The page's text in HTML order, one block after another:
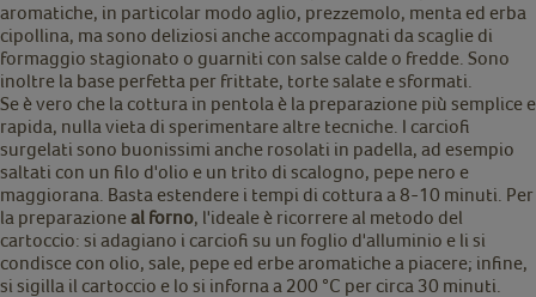
aromatiche, in particolar modo aglio, prezzemolo, menta ed erba
cipollina, ma sono deliziosi anche accompagnati da scaglie di
formaggio stagionato o guarniti con salse calde o fredde. Sono
inoltre la base perfetta per frittate, torte salate e sformati.
Se è vero che la cottura in pentola è la preparazione più semplice e
rapida, nulla vieta di sperimentare altre tecniche. I carciofi
surgelati sono buonissimi anche rosolati in padella, ad esempio
saltati con un filo d'olio e un trito di scalogno, pepe nero e
maggiorana. Basta estendere i tempi di cottura a 8-10 minuti. Per
la preparazioneal forno, l'ideale è ricorrere al metodo del
cartoccio: si adagiano i carciofi su un foglio d'alluminio e li si
condisce con olio, sale, pepe ed erbe aromatiche a piacere; infine,
si sigilla il cartoccio e lo si inforna a 200 °C per circa 30 minuti.